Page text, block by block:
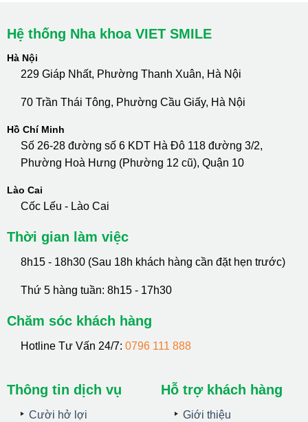
Hệ thống Nha khoa VIET SMILE
Hà Nội
229 Giáp Nhất, Phường Thanh Xuân, Hà Nội
70 Trần Thái Tông, Phường Cầu Giấy, Hà Nội
Hồ Chí Minh
Số 26-28 đường số 6 KDT Hà Đô 118 đường 3/2,
Phường Hoà Hưng (Phường 12 cũ), Quận 10
Lào Cai
Cốc Lếu - Lào Cai
Thời gian làm việc
8h15 - 18h30 (Sau 18h khách hàng cần đặt hẹn trước)
Thứ 5 hàng tuần: 8h15 - 17h30
Chăm sóc khách hàng
Hotline Tư Vấn 24/7: 0796 111 888
Thông tin dịch vụ
Cười hở lợi
Hỗ trợ khách hàng
Giới thiệu